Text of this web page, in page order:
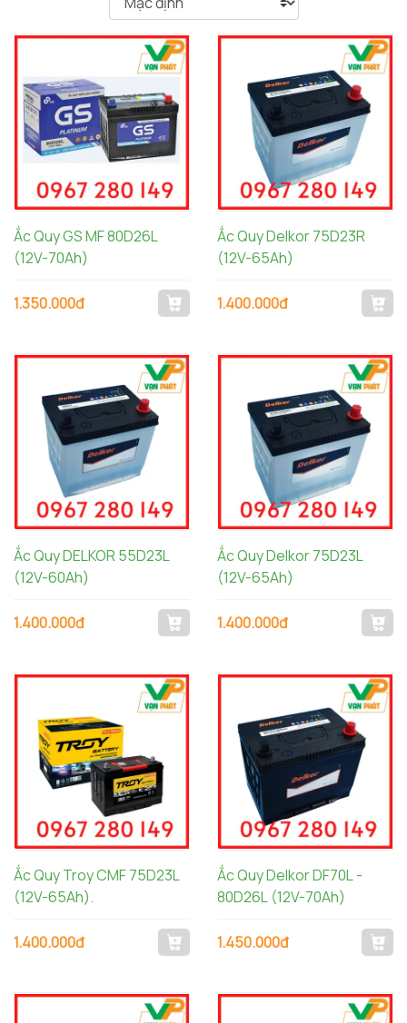
Ắc Quy GS MF 80D26L
(12V-70Ah)
1.350.000đ
Ắc Quy Delkor 75D23R
(12V-65Ah)
1.400.000đ
Ắc Quy DELKOR 55D23L
(12V-60Ah)
1.400.000đ
Ắc Quy Delkor 75D23L
(12V-65Ah)
1.400.000đ
Ắc Quy Troy CMF 75D23L
(12V-65Ah).
1.400.000đ
Ắc Quy Delkor DF70L -
80D26L (12V-70Ah)
1.450.000đ